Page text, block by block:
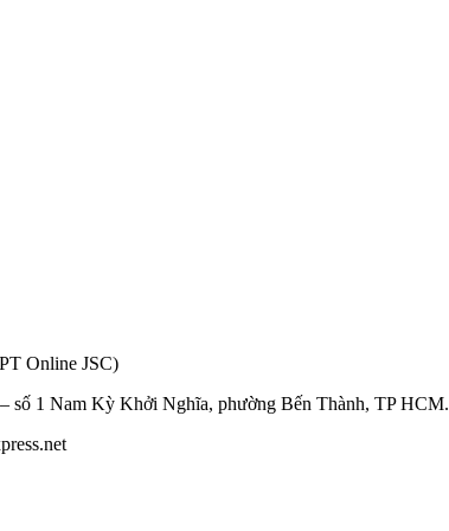
Online JSC)
số 1 Nam Kỳ Khởi Nghĩa, phường Bến Thành, TP HCM.